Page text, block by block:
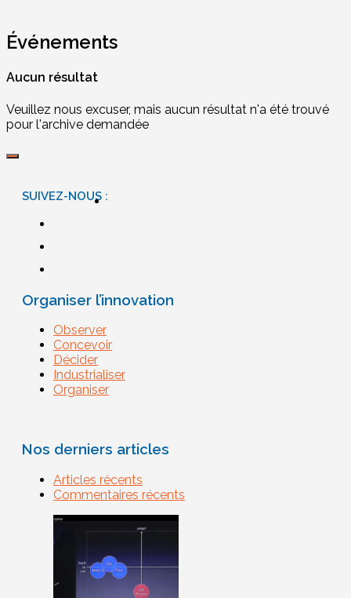
Événements
Aucun résultat
Veuillez nous excuser, mais aucun résultat n'a été trouvé
pour l'archive demandée
SUIVEZ-NOUS :
Organiser l’innovation
Observer
Concevoir
Décider
Industrialiser
Organiser
Nos derniers articles
Articles récents
Commentaires récents